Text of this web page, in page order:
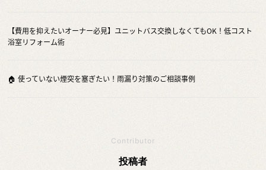
【費用を抑えたいオーナー必見】ユニットバス交換しなくてもOK！低コスト
浴室リフォーム術
🏠 使っていない煙突を塞ぎたい！雨漏り対策のご相談事例
Contributor
投稿者